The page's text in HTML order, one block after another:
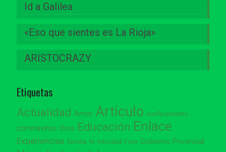
Id a Galilea
«Eso que sientes es La Rioja»
ARISTOCRAZY
Etiquetas
Actualidad Amor Artículo confinamiento
coronavirus Dios Educación Enlace
Experiencias familia fe felicidad Foto Gobierno Provincial